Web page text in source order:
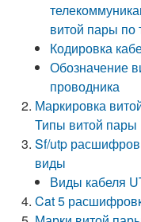
витой пары по
Кодировка
Обозначение
проводника
Маркировка
Типы витой пары
Sf/utp
виды
Виды кабеля
Cat 5